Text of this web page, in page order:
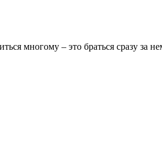
многому – это браться сразу за